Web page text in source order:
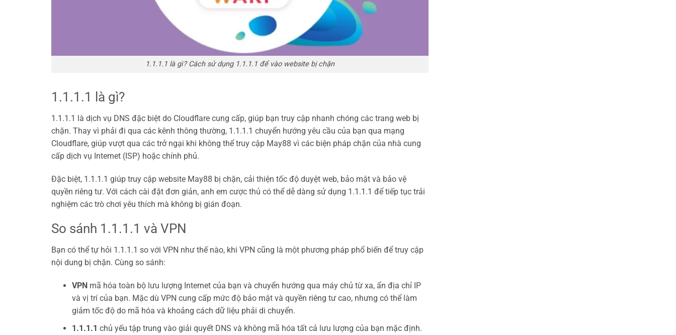
1.1.1.1 là gì? Cách sử dụng 1.1.1.1 để vào website bị chặn
1.1.1.1 là gì?
1.1.1.1 là dịch vụ DNS đặc biệt do Cloudflare cung cấp, giúp bạn truy cập nhanh chóng các trang web bị
chặn. Thay vì phải đi qua các kênh thông thường, 1.1.1.1 chuyển hướng yêu cầu của bạn qua mạng
Cloudflare, giúp vượt qua các trở ngại khi không thể truy cập May88 vì các biện pháp chặn của nhà cung
cấp dịch vụ Internet (ISP) hoặc chính phủ.
Đặc biệt, 1.1.1.1 giúp truy cập website May88 bị chặn, cải thiện tốc độ duyệt web, bảo mật và bảo vệ
quyền riêng tư. Với cách cài đặt đơn giản, anh em cược thủ có thể dễ dàng sử dụng 1.1.1.1 để tiếp tục trải
nghiệm các trò chơi yêu thích mà không bị gián đoạn.
So sánh 1.1.1.1 và VPN
Bạn có thể tự hỏi 1.1.1.1 so với VPN như thế nào, khi VPN cũng là một phương pháp phổ biến để truy cập
nội dung bị chặn. Cùng so sánh:
VPNmã hóa toàn bộ lưu lượng Internet của bạn và chuyển hướng qua máy chủ từ xa, ẩn địa chỉ IP
và vị trí của bạn. Mặc dù VPN cung cấp mức độ bảo mật và quyền riêng tư cao, nhưng có thể làm
giảm tốc độ do mã hóa và khoảng cách dữ liệu phải di chuyển.
1.1.1.1 chủ yếu tập trung vào giải quyết DNS và không mã hóa tất cả lưu lượng của bạn mặc định.